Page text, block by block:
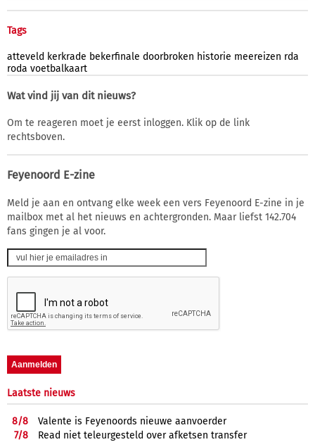
Tags
atteveld kerkrade bekerfinale doorbroken historie meereizen rda
roda voetbalkaart
Wat vind jij van dit nieuws?
Om te reageren moet je eerst inloggen. Klik op de link
rechtsboven.
Feyenoord E-zine
Meld je aan en ontvang elke week een vers Feyenoord E-zine in je
mailbox met al het nieuws en achtergronden. Maar liefst 142.704
fans gingen je al voor.
Laatste nieuws
8/8
Valente is Feyenoords nieuwe aanvoerder
7/8
Read niet teleurgesteld over afketsen transfer